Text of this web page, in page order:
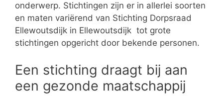
onderwerp. Stichtingen zijn er in allerlei soorten
en maten variërend van Stichting Dorpsraad
Ellewoutsdijk in Ellewoutsdijk tot grote
stichtingen opgericht door bekende personen.
Een stichting draagt bij aan
een gezonde maatschappij